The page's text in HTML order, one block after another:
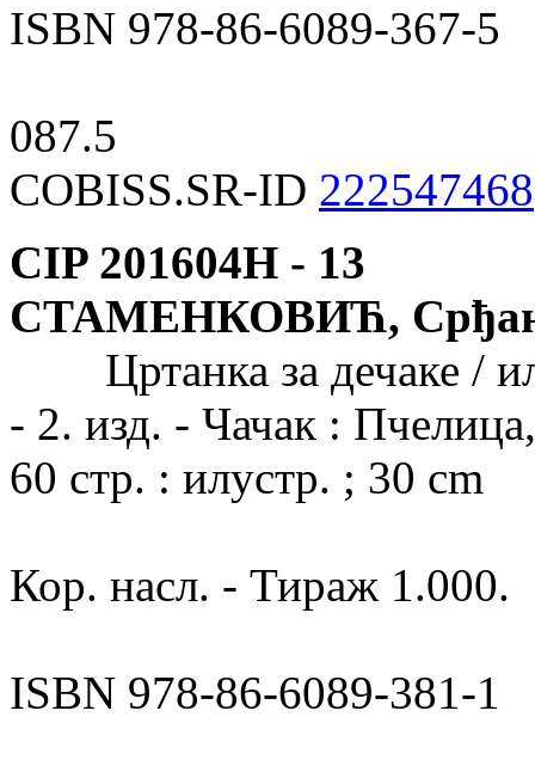
ISBN 978-86-6089-367-5
087.5
COBISS.SR-ID 222547468
CIP 201604Н - 13
СТАМЕНКОВИЋ,
Цртанка за дечаке /
- 2. изд. - Чачак :
60 стр. : илустр. ; 30 cm
Кор. насл. - Тираж 1.000.
ISBN 978-86-6089-381-1